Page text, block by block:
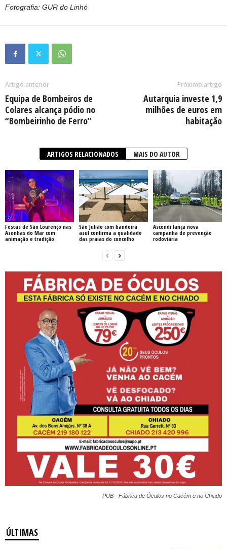
Fotografia: GUR do Linhó
Artigo anterior
Equipa de Bombeiros de
Colares alcança pódio no
“Bombeirinho de Ferro”
Próximo artigo
Autarquia investe 1,9
milhões de euros em
habitação
ARTIGOS RELACIONADOS MAIS DO AUTOR
Festas de São Lourenço nas
Azenhas do Mar com
animação e tradição
São Julião com bandeira
azul confirma a qualidade
das praias do concelho
Ascendi lança nova
campanha de prevenção
rodoviária
PUB - Fábrica de Óculos no Cacém e no Chiado
ÚLTIMAS